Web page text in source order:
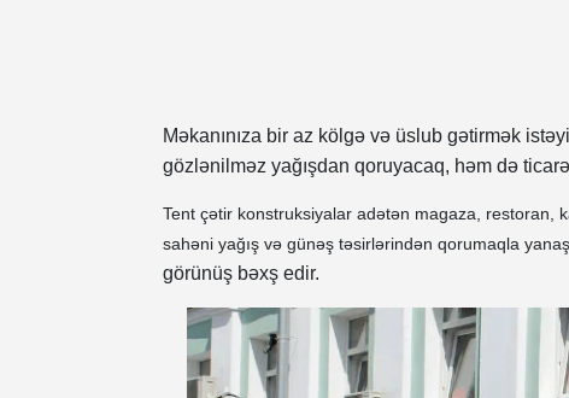
Məkanınıza bir az kölgə və üslub gətirmək
gözlənilməz yağışdan qoruyacaq, həm də
Tent çətir konstruksiyalar adətən magaza, restoran,
sahəni yağış və günəş təsirlərindən qorumaqla
görünüş bəxş edir.